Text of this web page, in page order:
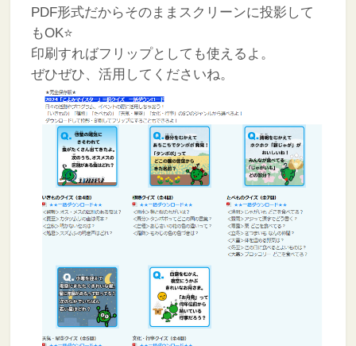
PDF形式だからそのままスクリーンに投影して
もOK⭐
印刷すればフリップとしても使えるよ。
ぜひぜひ、活用してくださいね。